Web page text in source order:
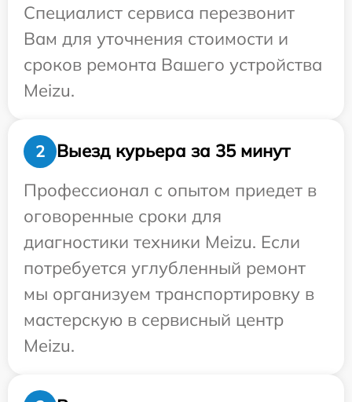
Специалист сервиса перезвонит
Вам для уточнения стоимости и
сроков ремонта Вашего устройства
Meizu.
2
Выезд курьера за 35 минут
Профессионал с опытом приедет в
оговоренные сроки для
диагностики техники Meizu. Если
потребуется углубленный ремонт
мы организуем транспортировку в
мастерскую в сервисный центр
Meizu.